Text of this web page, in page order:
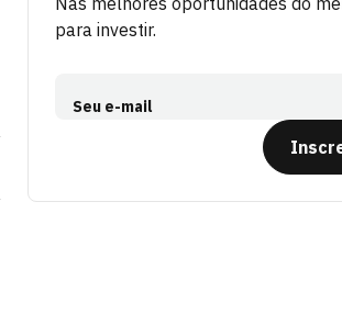
para investir.
Seu e-mail